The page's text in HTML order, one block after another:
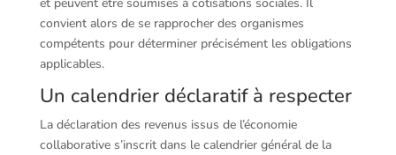
convient alors de se rapprocher des organismes
compétents pour déterminer précisément les obligations
applicables.
Un calendrier déclaratif à respecter
La déclaration des revenus issus de l’économie
collaborative s’inscrit dans le calendrier général de la